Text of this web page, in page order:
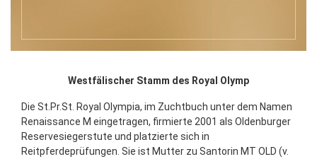
Westfälischer Stamm des Royal Olymp
Die St.Pr.St. Royal Olympia, im Zuchtbuch unter dem Namen
Renaissance M eingetragen, firmierte 2001 als Oldenburger
Reservesiegerstute und platzierte sich in
Reitpferdeprüfungen. Sie ist Mutter zu Santorin MT OLD (v.